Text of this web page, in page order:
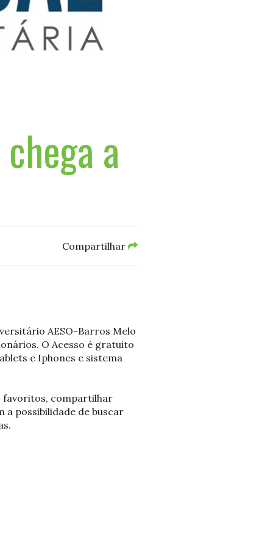
a
Compartilhar
AESO-Barros Melo
O Acesso é gratuito
e Iphones e sistema
favoritos, compartilhar
a possibilidade de buscar